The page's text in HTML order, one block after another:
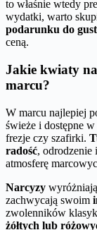
to właśnie wtedy
wydatki, warto
podarunku do
ceną.
Jakie kwiaty
marcu?
W marcu najlepiej
świeże i dostępne
frezje czy szafirki.
radość, odrodzenie
atmosferę
Narcyzy
zachwycają swoim
zwolenników
żółtych lub